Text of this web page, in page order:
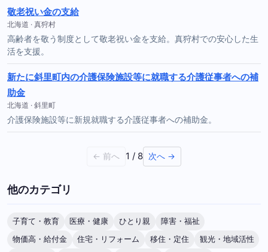
敬老祝い金の支給
北海道 · 真狩村
高齢者を敬う制度として敬老祝い金を支給。真狩村での安心した生
活を支援。
新たに斜里町内の介護保険施設等に就職する介護従事者への補
助金
北海道 · 斜里町
介護保険施設等に新規就職する介護従事者への補助金。
← 前へ 1 / 8 次へ →
他のカテゴリ
子育て・教育 医療・健康 ひとり親
障害・福祉
物価高・給付金
住宅・リフォーム 移住・定住
観光・地域活性